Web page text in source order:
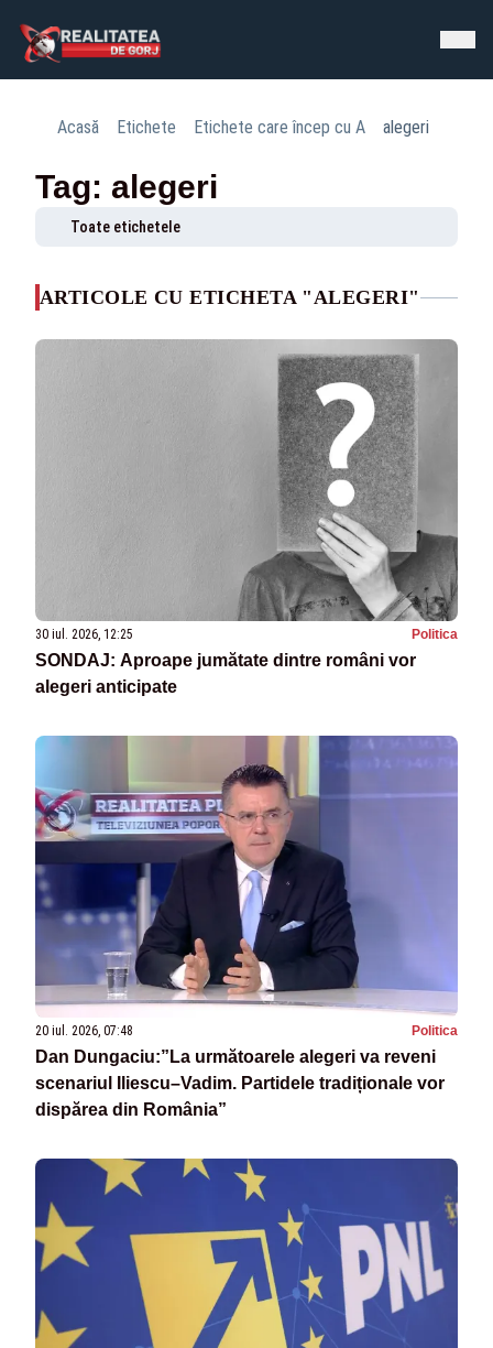
Acasă Etichete Etichete care încep cu A alegeri
Tag: alegeri
Toate etichetele
ARTICOLE CU ETICHETA "ALEGERI"
30 iul. 2026, 12:25 Politica
SONDAJ: Aproape jumătate dintre români vor
alegeri anticipate
20 iul. 2026, 07:48 Politica
Dan Dungaciu:”La următoarele alegeri va reveni
scenariul Iliescu–Vadim. Partidele tradiționale vor
dispărea din România”